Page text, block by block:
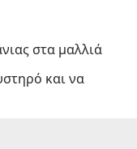
στα μαλλιά
και να